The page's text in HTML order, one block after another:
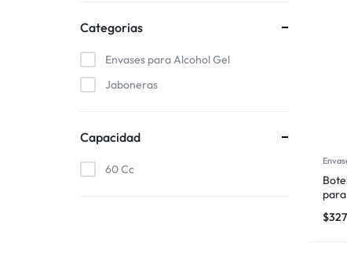
$327
Categorias
Envases para Alcohol Gel
Jaboneras
Capacidad
60 Cc